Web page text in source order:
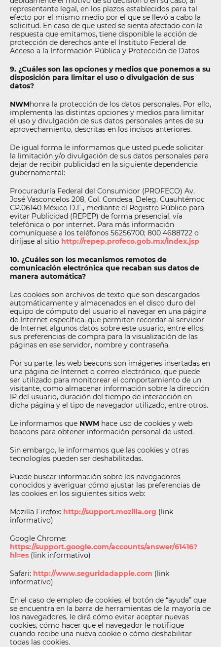
representante legal, en los plazos establecidos para tal
efecto por el mismo medio por el que se llevó a cabo la
solicitud. En caso de que usted se sienta afectado con la
respuesta que emitamos, tiene disponible la acción de
protección de derechos ante el Instituto Federal de
Acceso a la Información Pública y Protección de Datos.
9. ¿Cuáles son las opciones y medios que ponemos a su
disposición para limitar el uso o divulgación de sus
datos?
NWMhonra la protección de los datos personales. Por ello,
implementa las distintas opciones y medios para limitar
el uso y divulgación de sus datos personales antes de su
aprovechamiento, descritas en los incisos anteriores.
De igual forma le informamos que usted puede solicitar
la limitación y/o divulgación de sus datos personales para
dejar de recibir publicidad en la siguiente dependencia
gubernamental:
Procuraduría Federal del Consumidor (PROFECO) Av.
José Vasconcelos 208, Col. Condesa, Deleg. Cuauhtémoc
CP.06140 México D.F., mediante el Registro Público para
evitar Publicidad (REPEP) de forma presencial, vía
telefónica o por internet. Para más información
comuníquese a los teléfonos 56256700; 800 4688722 o
diríjase al sitio http://repep.profeco.gob.mx/index.jsp
10. ¿Cuáles son los mecanismos remotos de
comunicación electrónica que recaban sus datos de
manera automática?
Las cookies son archivos de texto que son descargados
automáticamente y almacenados en el disco duro del
equipo de cómputo del usuario al navegar en una página
de Internet específica, que permiten recordar al servidor
de Internet algunos datos sobre este usuario, entre ellos,
sus preferencias de compra para la visualización de las
páginas en ese servidor, nombre y contraseña.
Por su parte, las web beacons son imágenes insertadas en
una página de Internet o correo electrónico, que puede
ser utilizado para monitorear el comportamiento de un
visitante, como almacenar información sobre la dirección
IP del usuario, duración del tiempo de interacción en
dicha página y el tipo de navegador utilizado, entre otros.
Le informamos que NWM hace uso de cookies y web
beacons para obtener información personal de usted.
Sin embargo, le informamos que las cookies y otras
tecnologías pueden ser deshabilitadas.
Puede buscar información sobre los navegadores
conocidos y averiguar cómo ajustar las preferencias de
las cookies en los siguientes sitios web:
Mozilla Firefox: http://support.mozilla.org (link
informativo)
Google Chrome:
https://support.google.com/accounts/answer/61416?
hl=es (link informativo)
Safari: http://www.seguridadapple.com (link
informativo)
En el caso de empleo de cookies, el botón de “ayuda” que
se encuentra en la barra de herramientas de la mayoría de
los navegadores, le dirá cómo evitar aceptar nuevas
cookies, cómo hacer que el navegador le notifique
cuando recibe una nueva cookie o cómo deshabilitar
todas las cookies.